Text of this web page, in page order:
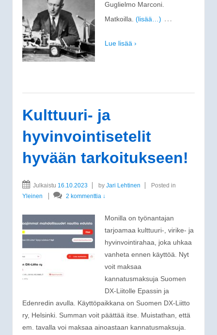
Guglielmo Marconi.
Matkoilla. (lisää…) …
Lue lisää ›
Kulttuuri- ja
hyvinvointisetelit
hyvään tarkoitukseen!
Julkaistu 16.10.2023 by Jari Lehtinen
Posted in
Yleinen
2 kommenttia ↓
Monilla on työnantajan
tarjoamaa kulttuuri-, virike- ja
hyvinvointirahaa, joka uhkaa
vanheta ennen käyttöä. Nyt
voit maksaa
kannatusmaksuja Suomen
DX-Liitolle Epassin ja
Edenredin avulla. Käyttöpaikkana on Suomen DX-Liitto
ry, Helsinki. Summan voit päättää itse. Muistathan, että
em. tavalla voi maksaa ainoastaan kannatusmaksuja.